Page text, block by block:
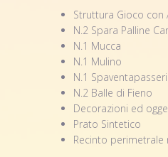
Struttura Gioco con
N.2 Spara Palline
N.1 Mucca
N.1 Mulino
N.1 Spaventapasseri
N.2 Balle di Fieno
Decorazioni ed
Prato Sintetico
Recinto